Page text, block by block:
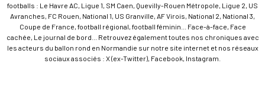
footballs : Le Havre AC, Ligue 1, SM Caen, Quevilly-Rouen Métropole, Ligue 2, US
Avranches, FC Rouen, National 1, US Granville, AF Virois, National 2, National 3,
Coupe de France, football régional, football féminin... Face-à-face, Face
cachée, Le journal de bord... Retrouvez également toutes nos chroniques avec
les acteurs du ballon rond en Normandie sur notre site internet et nos réseaux
sociaux associés : X (ex-Twitter), Facebook, Instagram.